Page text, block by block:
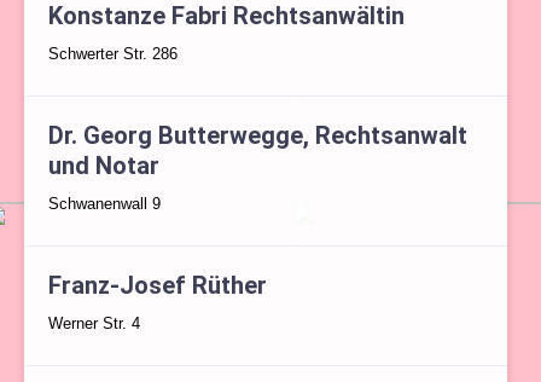
Konstanze Fabri Rechtsanwältin
Schwerter Str. 286
Dr. Georg Butterwegge, Rechtsanwalt
und Notar
Schwanenwall 9
Franz-Josef Rüther
Werner Str. 4